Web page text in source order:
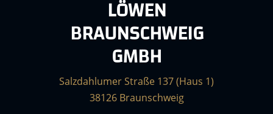
LÖWEN
BRAUNSCHWEIG
GMBH
Salzdahlumer Straße 137 (Haus 1)
38126 Braunschweig